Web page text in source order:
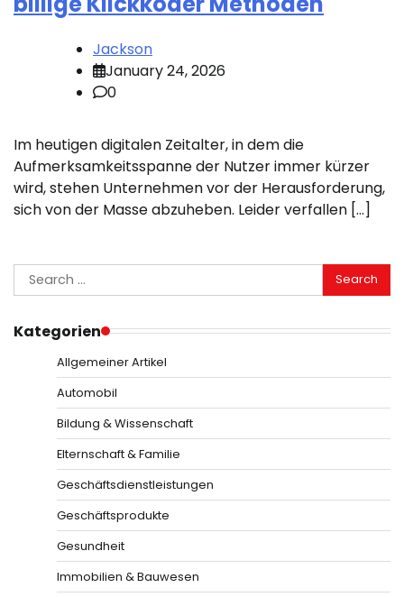
Jackson
January 24, 2026
0
Im heutigen digitalen Zeitalter, in dem die
Aufmerksamkeitsspanne der Nutzer immer kürzer
wird, stehen Unternehmen vor der Herausforderung,
sich von der Masse abzuheben. Leider verfallen […]
Search
for:
Kategorien
Allgemeiner Artikel
Automobil
Bildung & Wissenschaft
Elternschaft & Familie
Geschäftsdienstleistungen
Geschäftsprodukte
Gesundheit
Immobilien & Bauwesen